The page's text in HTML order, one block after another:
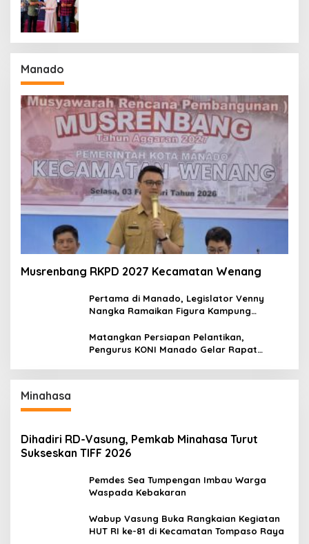
Manado
Musrenbang RKPD 2027 Kecamatan Wenang
Pertama di Manado, Legislator Venny
Nangka Ramaikan Figura Kampung
Matangkan Persiapan Pelantikan,
Pengurus KONI Manado Gelar Rapat
Minahasa
Dihadiri RD-Vasung, Pemkab Minahasa Turut
Sukseskan TIFF 2026
Pemdes Sea Tumpengan Imbau Warga
Waspada Kebakaran
Wabup Vasung Buka Rangkaian Kegiatan
HUT RI ke-81 di Kecamatan Tompaso Raya